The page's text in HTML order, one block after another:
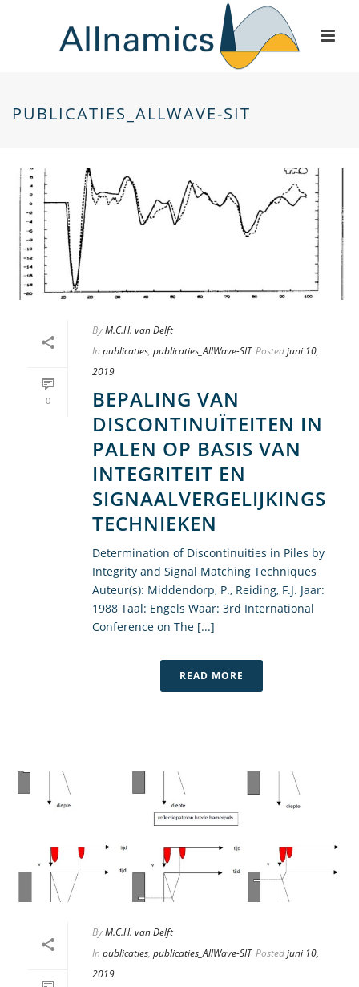
PUBLICATIES_ALLWAVE-SIT
0
ByM.C.H. van Delft
In publicaties, publicaties_AllWave-SIT Postedjuni 10,
2019
BEPALING VAN
DISCONTINUÏTEITEN IN
PALEN OP BASIS VAN
INTEGRITEIT EN
SIGNAALVERGELIJKINGS
TECHNIEKEN
Determination of Discontinuities in Piles by
Integrity and Signal Matching Techniques
Auteur(s): Middendorp, P., Reiding, F.J. Jaar:
1988 Taal: Engels Waar: 3rd International
Conference on The [...]
READ MORE
ByM.C.H. van Delft
In publicaties, publicaties_AllWave-SIT Postedjuni 10,
2019